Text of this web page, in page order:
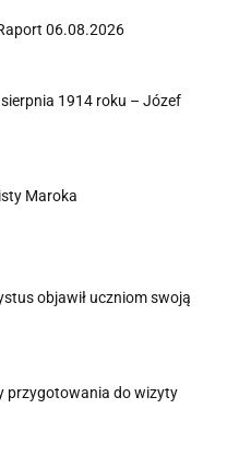
06.08.2026
1914 roku – Józef
Maroka
objawił uczniom swoją
przygotowania do wizyty